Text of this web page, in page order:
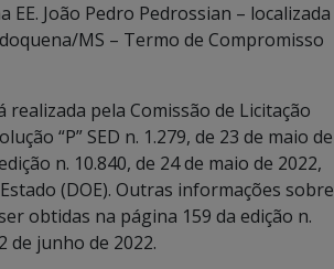
EE. João Pedro Pedrossian – localizada
MS – Termo de Compromisso
realizada pela Comissão de Licitação
“P” SED n. 1.279, de 23 de maio de
n. 10.840, de 24 de maio de 2022,
(DOE). Outras informações sobre
obtidas na página 159 da edição n.
de junho de 2022.